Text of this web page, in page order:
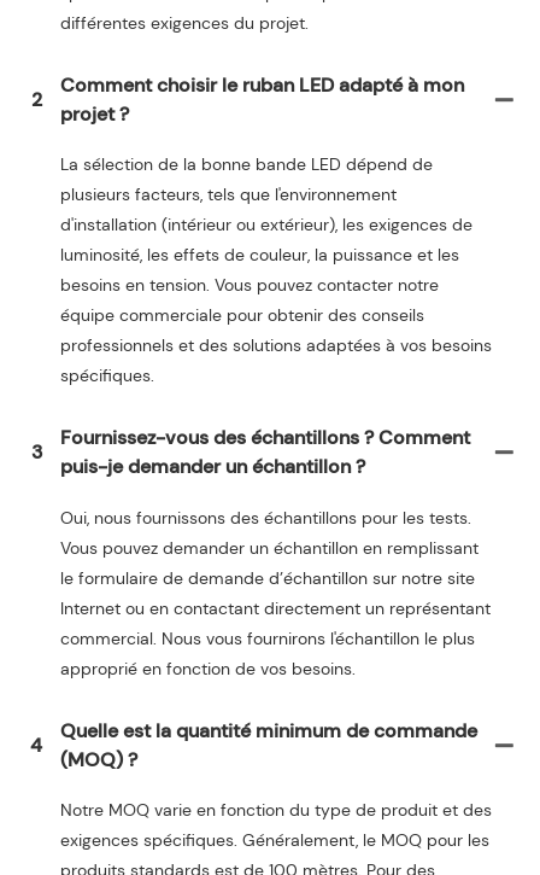
différentes exigences du projet.
2
Comment choisir le ruban LED adapté à mon
projet ?
La sélection de la bonne bande LED dépend de
plusieurs facteurs, tels que l'environnement
d'installation (intérieur ou extérieur), les exigences de
luminosité, les effets de couleur, la puissance et les
besoins en tension. Vous pouvez contacter notre
équipe commerciale pour obtenir des conseils
professionnels et des solutions adaptées à vos besoins
spécifiques.
3
Fournissez-vous des échantillons ? Comment
puis-je demander un échantillon ?
Oui, nous fournissons des échantillons pour les tests.
Vous pouvez demander un échantillon en remplissant
le formulaire de demande d’échantillon sur notre site
Internet ou en contactant directement un représentant
commercial. Nous vous fournirons l'échantillon le plus
approprié en fonction de vos besoins.
4
Quelle est la quantité minimum de commande
(MOQ) ?
Notre MOQ varie en fonction du type de produit et des
exigences spécifiques. Généralement, le MOQ pour les
produits standards est de 100 mètres. Pour des